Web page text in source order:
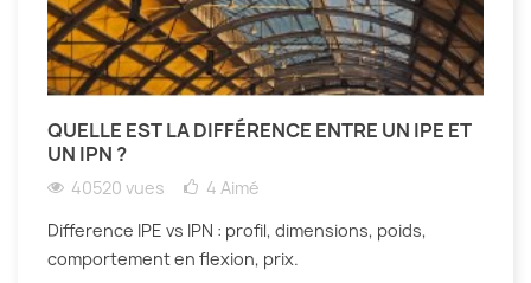
QUELLE EST LA DIFFÉRENCE ENTRE UN IPE ET
UN IPN ?
40520 vues 4 Aimé
Difference IPE vs IPN : profil, dimensions, poids,
comportement en flexion, prix.